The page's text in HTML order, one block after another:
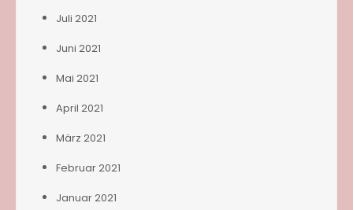
Juli 2021
Juni 2021
Mai 2021
April 2021
März 2021
Februar 2021
Januar 2021